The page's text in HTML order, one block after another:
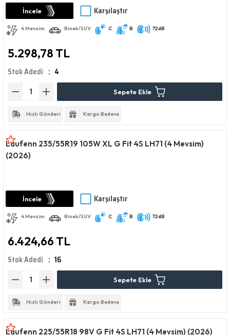
İncele Karşılaştır
4 Mevsim Binek/SUV C B 72dB
5.298,78 TL
Stok Adedi 4
Sepete Ekle
Hızlı Gönderi Kargo Bedava
Laufenn 235/55R19 105W XL G Fit 4S LH71 (4 Mevsim)
(2026)
İncele Karşılaştır
4 Mevsim Binek/SUV C B 72dB
6.424,66 TL
Stok Adedi 16
Sepete Ekle
Hızlı Gönderi Kargo Bedava
Laufenn 225/55R18 98V G Fit 4S LH71 (4 Mevsim) (2026)